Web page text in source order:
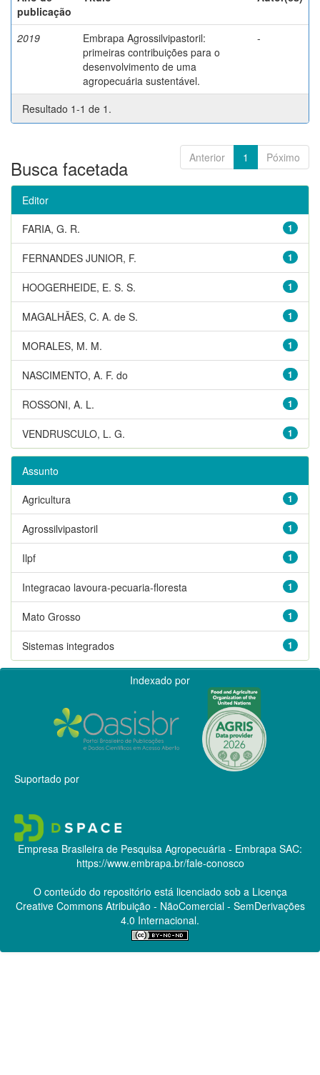
publicação
2019
Embrapa Agrossilvipastoril:
primeiras contribuições para o
desenvolvimento de uma
agropecuária sustentável.
-
Resultado 1-1 de 1.
Anterior 1 Póximo
Busca facetada
Editor
1
FARIA, G. R.
1
FERNANDES JUNIOR, F.
1
HOOGERHEIDE, E. S. S.
1
MAGALHÃES, C. A. de S.
1
MORALES, M. M.
1
NASCIMENTO, A. F. do
1
ROSSONI, A. L.
1
VENDRUSCULO, L. G.
Assunto
1
Agricultura
1
Agrossilvipastoril
1
Ilpf
1
Integracao lavoura-pecuaria-floresta
1
Mato Grosso
1
Sistemas integrados
Indexado por
Suportado por
Empresa Brasileira de Pesquisa Agropecuária - Embrapa SAC:
https://www.embrapa.br/fale-conosco
O conteúdo do repositório está licenciado sob a Licença
Creative CommonsAtribuição - NãoComercial - SemDerivações
4.0 Internacional.